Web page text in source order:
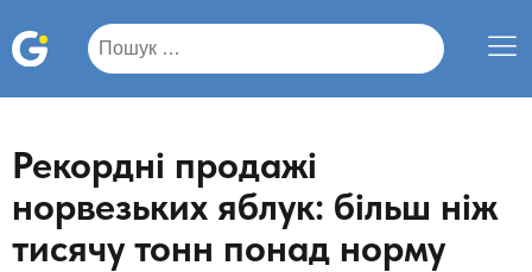
Пошук:
Рекордні продажі
норвезьких яблук: більш ніж
тисячу тонн понад норму